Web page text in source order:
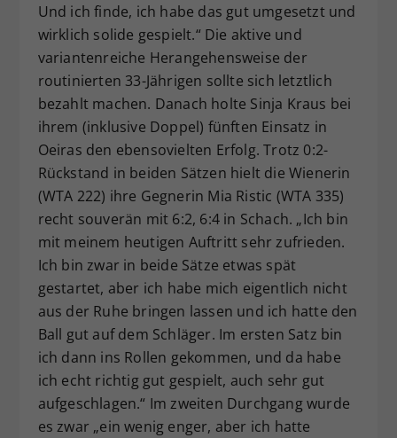
Und ich finde, ich habe das gut umgesetzt und
wirklich solide gespielt.“ Die aktive und
variantenreiche Herangehensweise der
routinierten 33-Jährigen sollte sich letztlich
bezahlt machen. Danach holte Sinja Kraus bei
ihrem (inklusive Doppel) fünften Einsatz in
Oeiras den ebensovielten Erfolg. Trotz 0:2-
Rückstand in beiden Sätzen hielt die Wienerin
(WTA 222) ihre Gegnerin Mia Ristic (WTA 335)
recht souverän mit 6:2, 6:4 in Schach. „Ich bin
mit meinem heutigen Auftritt sehr zufrieden.
Ich bin zwar in beide Sätze etwas spät
gestartet, aber ich habe mich eigentlich nicht
aus der Ruhe bringen lassen und ich hatte den
Ball gut auf dem Schläger. Im ersten Satz bin
ich dann ins Rollen gekommen, und da habe
ich echt richtig gut gespielt, auch sehr gut
aufgeschlagen.“ Im zweiten Durchgang wurde
es zwar „ein wenig enger, aber ich hatte